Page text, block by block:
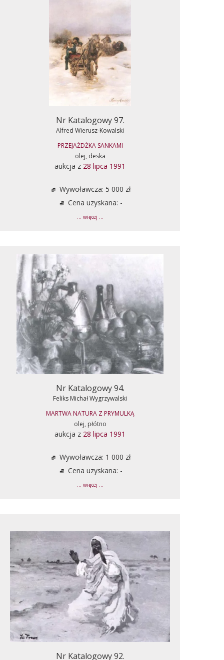
Nr Katalogowy 97.
Alfred Wierusz-Kowalski
PRZEJAŻDŻKA SANKAMI
olej, deska
aukcja z 28 lipca 1991
Wywoławcza: 5 000 zł
Cena uzyskana: -
... więcej ...
Nr Katalogowy 94.
Feliks Michał Wygrzywalski
MARTWA NATURA Z PRYMULKĄ
olej, płótno
aukcja z 28 lipca 1991
Wywoławcza: 1 000 zł
Cena uzyskana: -
... więcej ...
Nr Katalogowy 92.